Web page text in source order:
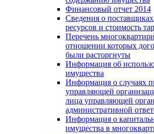
Финансовый отчет 2014
Сведения о
ресурсов и стоимость
Перечень
отношении которых
были расторгнуты
Информация об
имущества
Информация о случаях
управляющей
лица управляющей
административной
Информация о
имущества в